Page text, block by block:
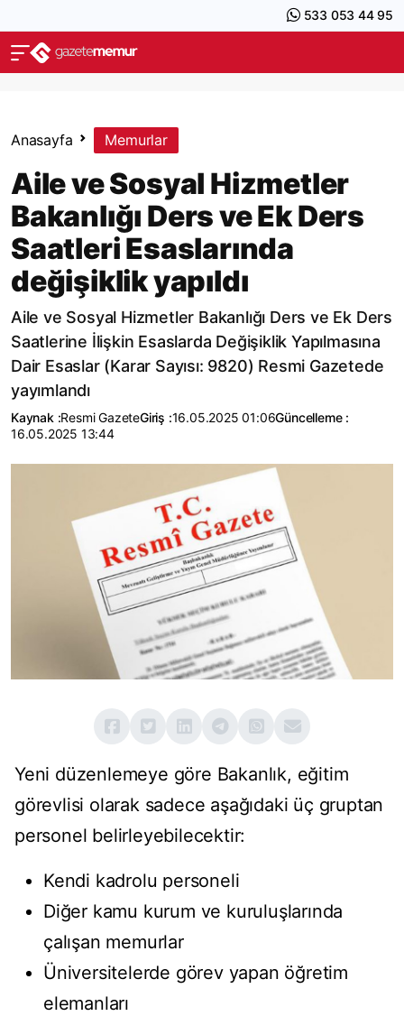
533 053 44 95
Anasayfa Memurlar
Aile ve Sosyal Hizmetler
Bakanlığı Ders ve Ek Ders
Saatleri Esaslarında
değişiklik yapıldı
Aile ve Sosyal Hizmetler Bakanlığı Ders ve Ek Ders
Saatlerine İlişkin Esaslarda Değişiklik Yapılmasına
Dair Esaslar (Karar Sayısı: 9820) Resmi Gazetede
yayımlandı
Kaynak :Resmi GazeteGiriş :16.05.2025 01:06Güncelleme :
16.05.2025 13:44
Yeni düzenlemeye göre Bakanlık, eğitim
görevlisi olarak sadece aşağıdaki üç gruptan
personel belirleyebilecektir:
Kendi kadrolu personeli
Diğer kamu kurum ve kuruluşlarında
çalışan memurlar
Üniversitelerde görev yapan öğretim
elemanları